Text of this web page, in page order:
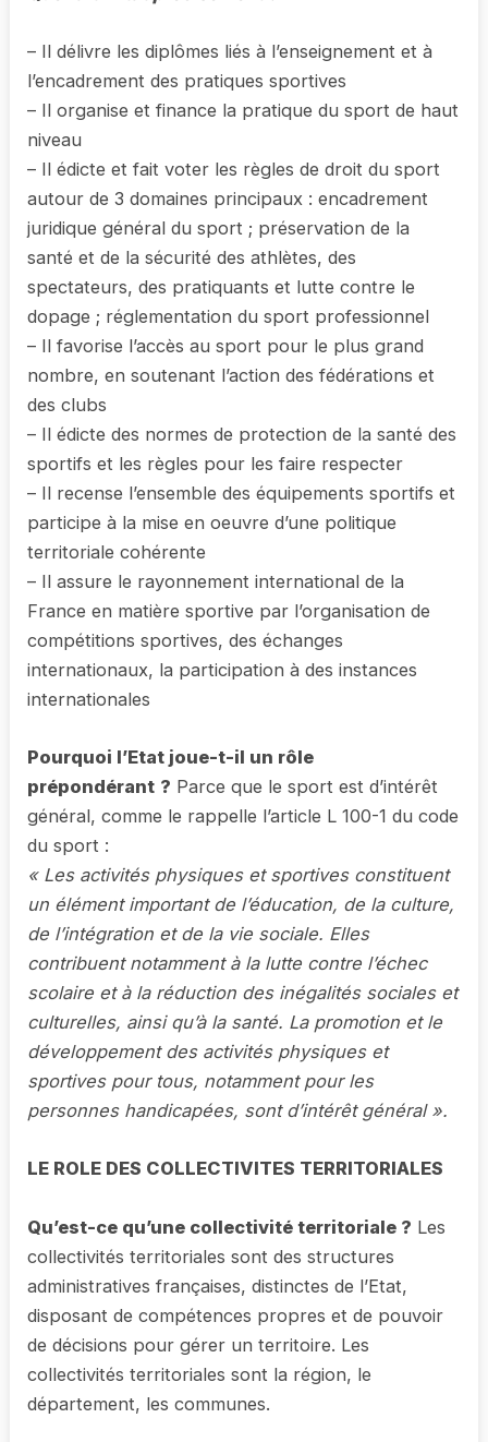
– Il délivre les diplômes liés à l’enseignement et à
l’encadrement des pratiques sportives
– Il organise et finance la pratique du sport de haut
niveau
– Il édicte et fait voter les règles de droit du sport
autour de 3 domaines principaux : encadrement
juridique général du sport ; préservation de la
santé et de la sécurité des athlètes, des
spectateurs, des pratiquants et lutte contre le
dopage ; réglementation du sport professionnel
– Il favorise l’accès au sport pour le plus grand
nombre, en soutenant l’action des fédérations et
des clubs
– Il édicte des normes de protection de la santé des
sportifs et les règles pour les faire respecter
– Il recense l’ensemble des équipements sportifs et
participe à la mise en oeuvre d’une politique
territoriale cohérente
– Il assure le rayonnement international de la
France en matière sportive par l’organisation de
compétitions sportives, des échanges
internationaux, la participation à des instances
internationales
Pourquoi l’Etat joue-t-il un rôle
prépondérant ? Parce que le sport est d’intérêt
général, comme le rappelle l’article L 100-1 du code
du sport :
« Les activités physiques et sportives constituent
un élément important de l’éducation, de la culture,
de l’intégration et de la vie sociale. Elles
contribuent notamment à la lutte contre l’échec
scolaire et à la réduction des inégalités sociales et
culturelles, ainsi qu’à la santé. La promotion et le
développement des activités physiques et
sportives pour tous, notamment pour les
personnes handicapées, sont d’intérêt général ».
LE ROLE DES COLLECTIVITES TERRITORIALES
Qu’est-ce qu’une collectivité territoriale ? Les
collectivités territoriales sont des structures
administratives françaises, distinctes de l’Etat,
disposant de compétences propres et de pouvoir
de décisions pour gérer un territoire. Les
collectivités territoriales sont la région, le
département, les communes.